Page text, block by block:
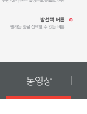
동영상